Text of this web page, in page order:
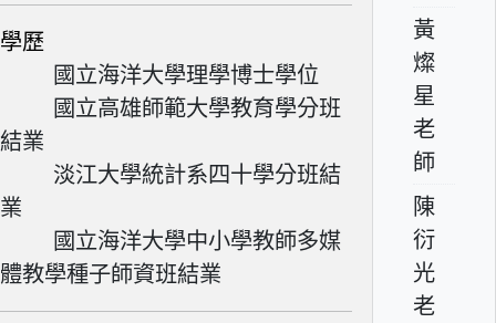
黃
燦
星
老
師
陳
衍
光
老
學歷
國立海洋大學理學博士學位
國立高雄師範大學教育學分班
結業
淡江大學統計系四十學分班結
業
國立海洋大學中小學教師多媒
體教學種子師資班結業